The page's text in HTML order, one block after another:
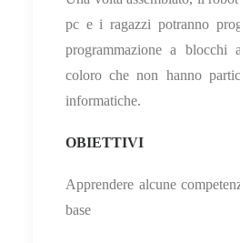
pc e i ragazzi potranno
programmazione a blocchi
coloro che non hanno
informatiche.
OBIETTIVI
Apprendere alcune
base